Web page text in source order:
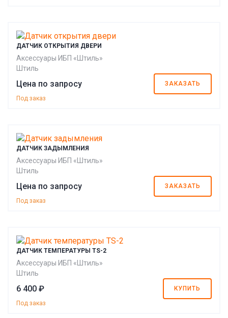
ДАТЧИК ОТКРЫТИЯ ДВЕРИ
Аксессуары ИБП «Штиль»
Штиль
Цена по запросу ЗАКАЗАТЬ
Под заказ
ДАТЧИК ЗАДЫМЛЕНИЯ
Аксессуары ИБП «Штиль»
Штиль
Цена по запросу ЗАКАЗАТЬ
Под заказ
ДАТЧИК ТЕМПЕРАТУРЫ TS-2
Аксессуары ИБП «Штиль»
Штиль
6 400 ₽ КУПИТЬ
Под заказ